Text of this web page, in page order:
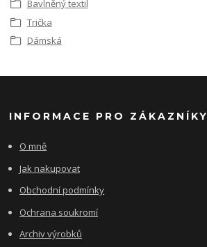
Bavlněný textil
Trička
Dámská
INFORMACE PRO ZÁKAZNÍKY
O mně
Jak nakupovat
Obchodní podmínky
Ochrana soukromí
Archiv výrobků